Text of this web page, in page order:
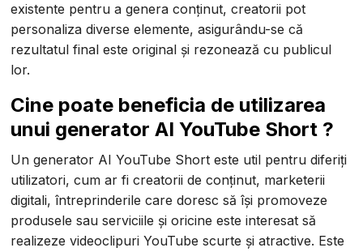
existente pentru a genera conținut, creatorii pot
personaliza diverse elemente, asigurându-se că
rezultatul final este original și rezonează cu publicul
lor.
Cine poate beneficia de utilizarea
unui generator AI YouTube Short ?
Un generator AI YouTube Short este util pentru diferiți
utilizatori, cum ar fi creatorii de conținut, marketerii
digitali, întreprinderile care doresc să își promoveze
produsele sau serviciile și oricine este interesat să
realizeze videoclipuri YouTube scurte și atractive. Este